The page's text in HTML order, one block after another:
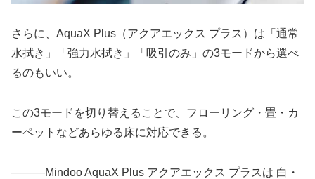
さらに、AquaX Plus（アクアエックス プラス）は「通常
水拭き」「強力水拭き」「吸引のみ」の3モードから選べ
るのもいい。
この3モードを切り替えることで、フローリング・畳・カ
ーペットなどあらゆる床に対応できる。
―――Mindoo AquaX Plus アクアエックス プラスは 白・